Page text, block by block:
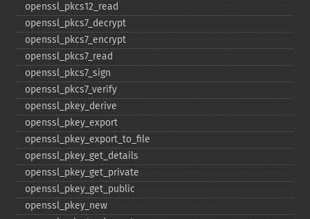
openssl_​pkcs12_​read
openssl_​pkcs7_​decrypt
openssl_​pkcs7_​encrypt
openssl_​pkcs7_​read
openssl_​pkcs7_​sign
openssl_​pkcs7_​verify
openssl_​pkey_​derive
openssl_​pkey_​export
openssl_​pkey_​export_​to_​file
openssl_​pkey_​get_​details
openssl_​pkey_​get_​private
openssl_​pkey_​get_​public
openssl_​pkey_​new